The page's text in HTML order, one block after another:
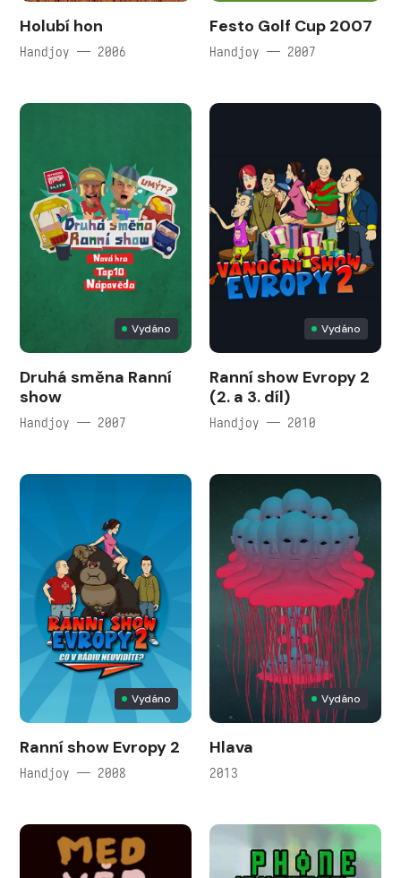
Holubí hon
Handjoy — 2006
Festo Golf Cup 2007
Handjoy — 2007
Vydáno
Druhá směna Ranní
show
Handjoy — 2007
Vydáno
Ranní show Evropy 2
(2. a 3. díl)
Handjoy — 2010
Vydáno
Ranní show Evropy 2
Handjoy — 2008
Vydáno
Hlava
2013